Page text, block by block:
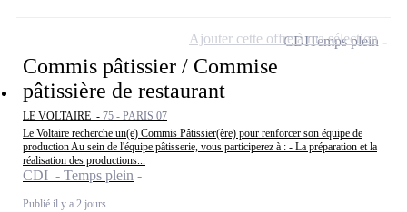
Commis pâtissier / Commise
pâtissière de restaurant
LE VOLTAIRE - 75 - PARIS 07
Le Voltaire recherche un(e) Commis Pâtissier(ère) pour renforcer son équipe de
production Au sein de l'équipe pâtisserie, vous participerez à : - La préparation et la
réalisation des productions...
CDI - Temps plein
Publié il y a 2 jours
CDITemps plein
Ajouter cette offre à ma sélection